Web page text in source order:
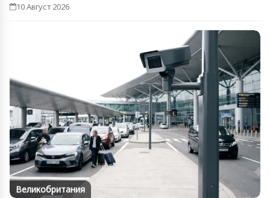
10 Август 2026
Великобритания